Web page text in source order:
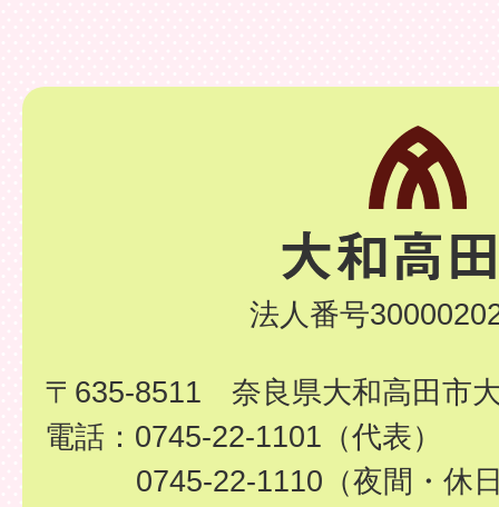
法人番号
〒635-8511 奈良県大和高田市
電話：0745-22-1101（代表）
0745-22-1110（夜間・休